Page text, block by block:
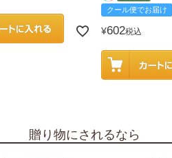
クール便でお届け
¥602税込
贈り物にされるなら